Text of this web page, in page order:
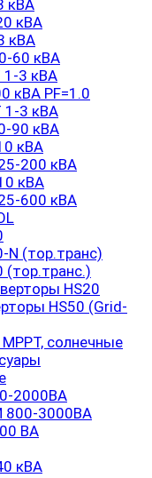
кВА
кВА
кВА
60 кВА
1-3 кВА
кВА PF=1.0
1-3 кВА
90 кВА
кВА
200 кВА
кВА
600 кВА
N (тор.транс)
(тор.транс.)
HS20
HS50 (Grid-
солнечные
2000ВА
800-3000ВА
ВА
кВА